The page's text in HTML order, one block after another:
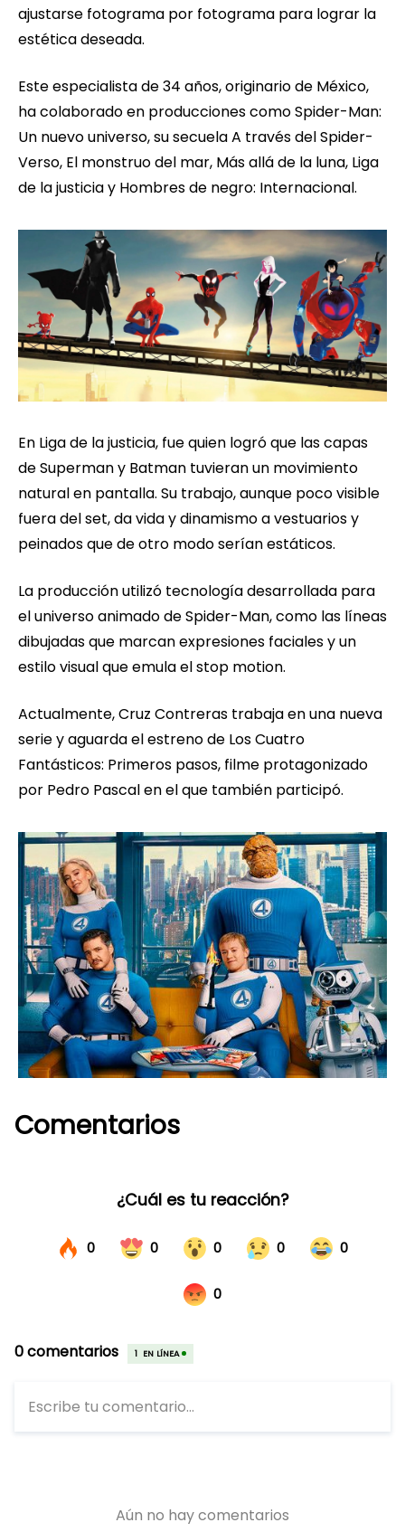
ajustarse fotograma por fotograma para lograr la
estética deseada.
Este especialista de 34 años, originario de México,
ha colaborado en producciones como Spider-Man:
Un nuevo universo, su secuela A través del Spider-
Verso, El monstruo del mar, Más allá de la luna, Liga
de la justicia y Hombres de negro: Internacional.
En Liga de la justicia, fue quien logró que las capas
de Superman y Batman tuvieran un movimiento
natural en pantalla. Su trabajo, aunque poco visible
fuera del set, da vida y dinamismo a vestuarios y
peinados que de otro modo serían estáticos.
La producción utilizó tecnología desarrollada para
el universo animado de Spider-Man, como las líneas
dibujadas que marcan expresiones faciales y un
estilo visual que emula el stop motion.
Actualmente, Cruz Contreras trabaja en una nueva
serie y aguarda el estreno de Los Cuatro
Fantásticos: Primeros pasos, filme protagonizado
por Pedro Pascal en el que también participó.
Comentarios